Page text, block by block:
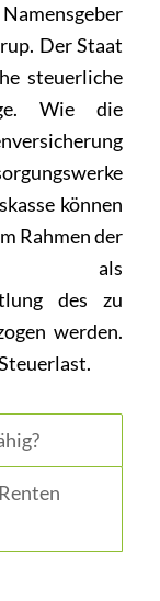
Der Staat
steuerliche
Wie die
können
Rahmen der
als
des zu
werden.